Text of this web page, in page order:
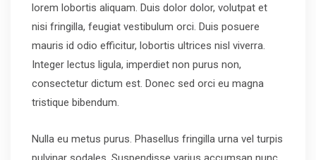
lorem lobortis aliquam. Duis dolor dolor, volutpat et
nisi fringilla, feugiat vestibulum orci. Duis posuere
mauris id odio efficitur, lobortis ultrices nisl viverra.
Integer lectus ligula, imperdiet non purus non,
consectetur dictum est. Donec sed orci eu magna
tristique bibendum.
Nulla eu metus purus. Phasellus fringilla urna vel turpis